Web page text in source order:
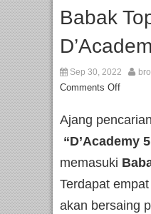
Babak
Sep 30, 2022
Comments Off
Ajang
“D’Academy
memasuki
Terdapat
akan bersaing